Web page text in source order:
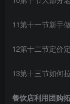
11第十一节新手
12第十二节定价
13第十三节如何
餐饮店利用团购